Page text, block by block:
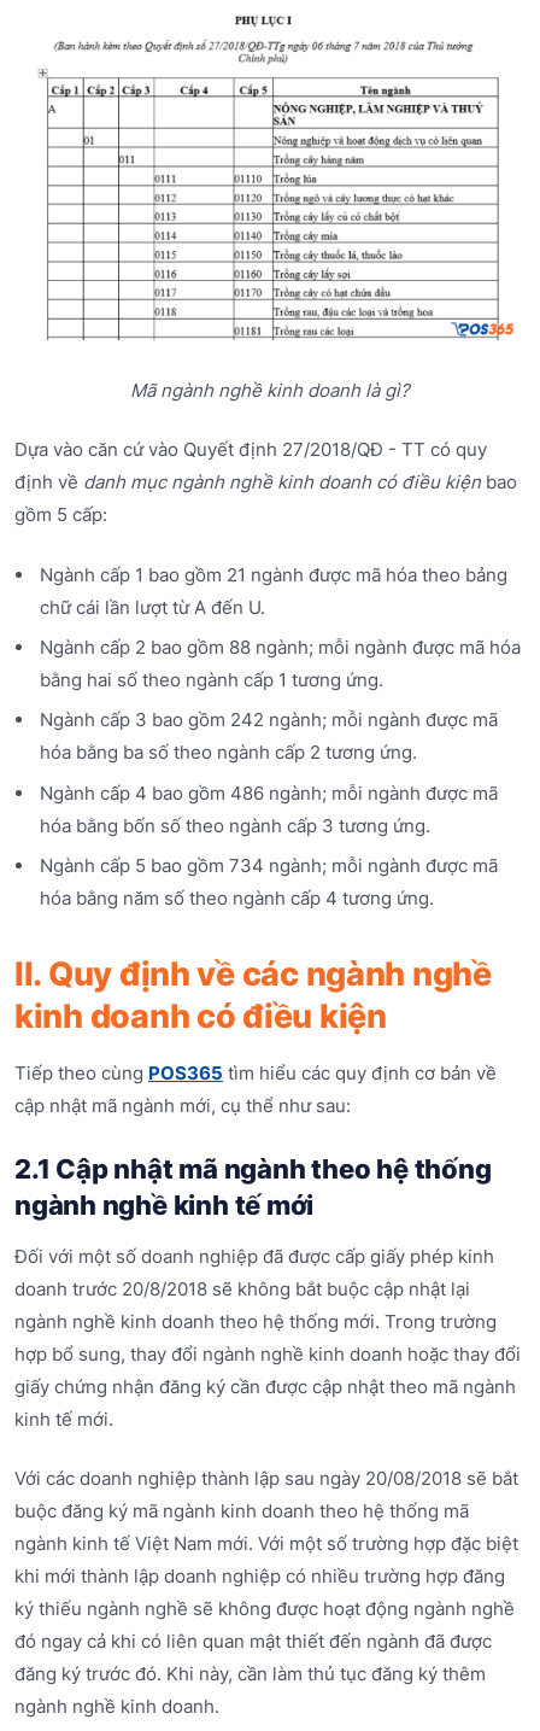
Mã ngành nghề kinh doanh là gì?
Dựa vào căn cứ vào Quyết định 27/2018/QĐ - TT có quy
định về danh mục ngành nghề kinh doanh có điều kiện bao
gồm 5 cấp:
Ngành cấp 1 bao gồm 21 ngành được mã hóa theo bảng
chữ cái lần lượt từ A đến U.
Ngành cấp 2 bao gồm 88 ngành; mỗi ngành được mã hóa
bằng hai số theo ngành cấp 1 tương ứng.
Ngành cấp 3 bao gồm 242 ngành; mỗi ngành được mã
hóa bằng ba số theo ngành cấp 2 tương ứng.
Ngành cấp 4 bao gồm 486 ngành; mỗi ngành được mã
hóa bằng bốn số theo ngành cấp 3 tương ứng.
Ngành cấp 5 bao gồm 734 ngành; mỗi ngành được mã
hóa bằng năm số theo ngành cấp 4 tương ứng.
II. Quy định về các ngành nghề
kinh doanh có điều kiện
Tiếp theo cùng POS365 tìm hiểu các quy định cơ bản về
cập nhật mã ngành mới, cụ thể như sau:
2.1 Cập nhật mã ngành theo hệ thống
ngành nghề kinh tế mới
Đối với một số doanh nghiệp đã được cấp giấy phép kinh
doanh trước 20/8/2018 sẽ không bắt buộc cập nhật lại
ngành nghề kinh doanh theo hệ thống mới. Trong trường
hợp bổ sung, thay đổi ngành nghề kinh doanh hoặc thay đổi
giấy chứng nhận đăng ký cần được cập nhật theo mã ngành
kinh tế mới.
Với các doanh nghiệp thành lập sau ngày 20/08/2018 sẽ bắt
buộc đăng ký mã ngành kinh doanh theo hệ thống mã
ngành kinh tế Việt Nam mới. Với một số trường hợp đặc biệt
khi mới thành lập doanh nghiệp có nhiều trường hợp đăng
ký thiếu ngành nghề sẽ không được hoạt động ngành nghề
đó ngay cả khi có liên quan mật thiết đến ngành đã được
đăng ký trước đó. Khi này, cần làm thủ tục đăng ký thêm
ngành nghề kinh doanh.